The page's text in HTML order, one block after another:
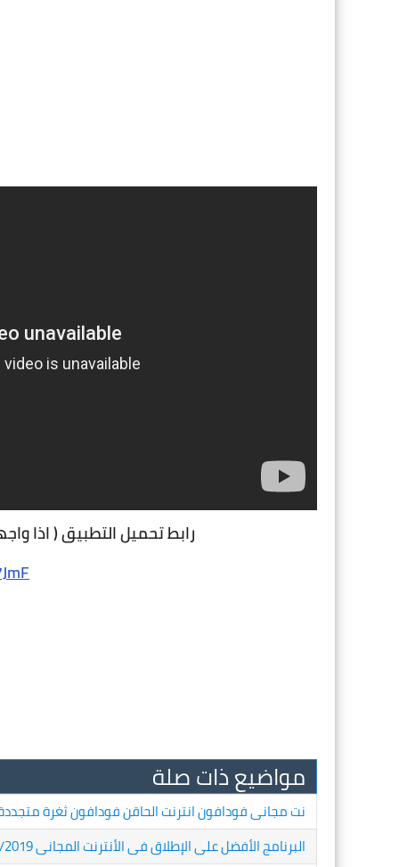
رابط تحميل التطبيق ( اذا
مواضيع ذات صلة
نت مجانى فودافون انترنت الحاقن فودافون ثغرة متجددة
البرنامج الأفضل على الإطلاق فى الأنترنت المجانى PSN Tunnel 20/11/2019